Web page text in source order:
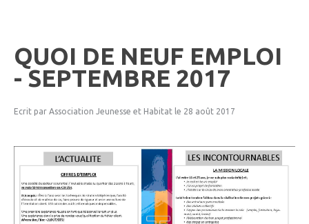
QUOI DE NEUF EMPLOI
- SEPTEMBRE 2017
Ecrit par Association Jeunesse et Habitat le 28 août 2017